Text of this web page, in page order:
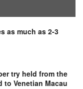
as much as 2-3
try held from the
Venetian Macau